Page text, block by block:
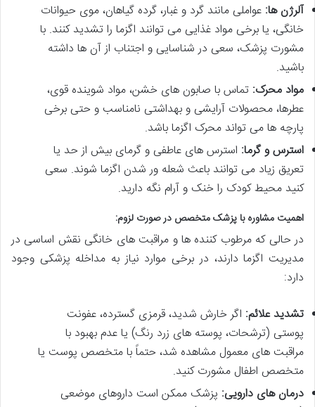
آلرژن ها: عواملی مانند گرد و غبار، گرده گیاهان، موی حیوانات
خانگی، یا برخی مواد غذایی می توانند اگزما را تشدید کنند. با
مشورت پزشک، سعی در شناسایی و اجتناب از آن ها داشته
باشید.
مواد محرک: تماس با صابون های خشن، مواد شوینده قوی،
عطرها، محصولات آرایشی و بهداشتی نامناسب و حتی برخی
پارچه ها می تواند محرک اگزما باشد.
استرس و گرما: استرس های عاطفی و گرمای بیش از حد یا
تعریق زیاد می توانند باعث شعله ور شدن اگزما شوند. سعی
کنید محیط کودک را خنک و آرام نگه دارید.
اهمیت مشاوره با پزشک متخصص در صورت لزوم:
در حالی که مرطوب کننده ها و مراقبت های خانگی نقش اساسی در
مدیریت اگزما دارند، در برخی موارد نیاز به مداخله پزشکی وجود
دارد:
تشدید علائم: اگر خارش شدید، قرمزی گسترده، عفونت
پوستی (ترشحات، پوسته های زرد رنگ) یا عدم بهبود با
مراقبت های معمول مشاهده شد، حتماً با متخصص پوست یا
متخصص اطفال مشورت کنید.
درمان های دارویی: پزشک ممکن است داروهای موضعی